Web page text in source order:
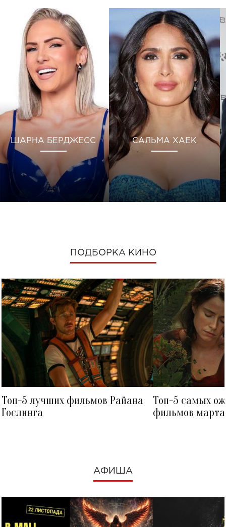
ШАРНА БЕРДЖЕСС САЛЬМА ХАЕК
ПОДБОРКА КИНО
Топ-5 лучших фильмов Райана
Гослинга
Топ-5 самых
фильмов
АФИША